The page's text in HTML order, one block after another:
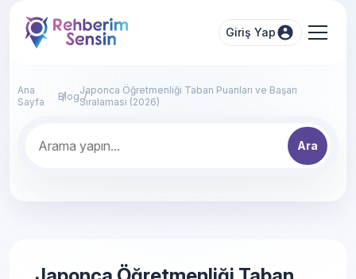
Giriş Yap
Ana
Sayfa
BlogJaponca Öğretmenliği Taban Puanları ve Başarı
Sıralaması (2026)
Ara